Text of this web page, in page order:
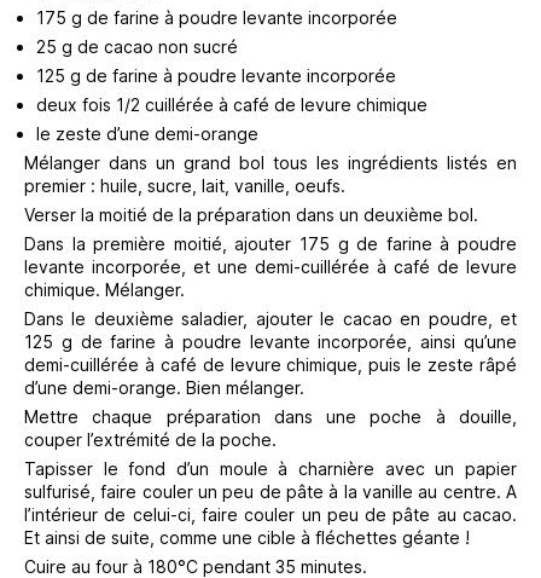
175 g de farine à poudre levante incorporée
25 g de cacao non sucré
125 g de farine à poudre levante incorporée
deux fois 1/2 cuillérée à café de levure chimique
le zeste d’une demi-orange
Mélanger dans un grand bol tous les ingrédients listés en
premier : huile, sucre, lait, vanille, oeufs.
Verser la moitié de la préparation dans un deuxième bol.
Dans la première moitié, ajouter 175 g de farine à poudre
levante incorporée, et une demi-cuillérée à café de levure
chimique. Mélanger.
Dans le deuxième saladier, ajouter le cacao en poudre, et
125 g de farine à poudre levante incorporée, ainsi qu’une
demi-cuillérée à café de levure chimique, puis le zeste râpé
d’une demi-orange. Bien mélanger.
Mettre chaque préparation dans une poche à douille,
couper l’extrémité de la poche.
Tapisser le fond d’un moule à charnière avec un papier
sulfurisé, faire couler un peu de pâte à la vanille au centre. A
l’intérieur de celui-ci, faire couler un peu de pâte au cacao.
Et ainsi de suite, comme une cible à fléchettes géante !
Cuire au four à 180°C pendant 35 minutes.